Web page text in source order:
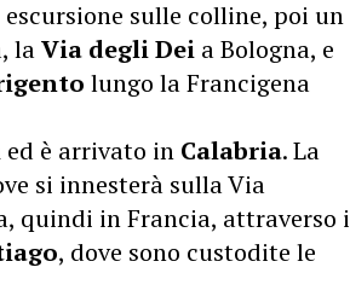
sulle colline, poi un
laVia degli Dei a Bologna, e
lungo la Francigena
ed è arrivato in Calabria. La
si innesterà sulla Via
quindi in Francia, attraverso i
, dove sono custodite le